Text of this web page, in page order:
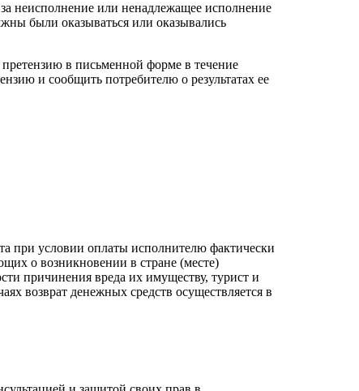
неисполнение или ненадлежащее исполнение
были оказываться или оказывались
претензию в письменной форме в течение
и сообщить потребителю о результатах ее
при условии оплаты исполнителю фактически
о возникновении в стране (месте)
причинения вреда их имуществу, турист и
возврат денежных средств осуществляется в